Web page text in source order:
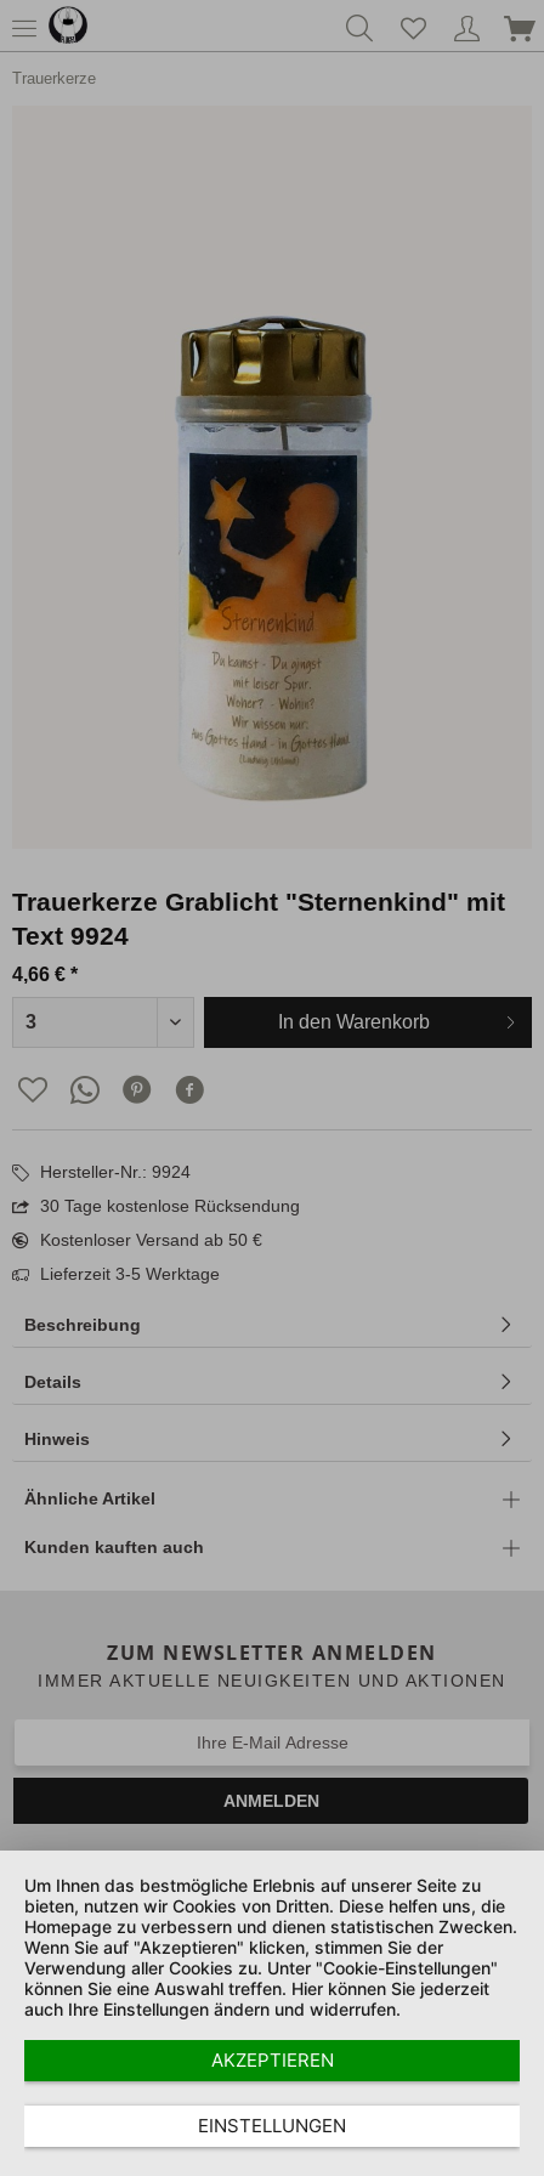
Trauerkerze
Trauerkerze Grablicht "Sternenkind" mit
Text 9924
4,66 € *
In den Warenkorb
Hersteller-Nr.: 9924
30 Tage kostenlose Rücksendung
Kostenloser Versand ab 50 €
Lieferzeit 3-5 Werktage
Beschreibung
Details
Hinweis
Ähnliche Artikel
Kunden kauften auch
ZUM NEWSLETTER ANMELDEN
IMMER AKTUELLE NEUIGKEITEN UND AKTIONEN
ANMELDEN
SERVICE HOTLINE
UNTERNEHMEN
SHOP SERVICE
SICHER ZAHLEN UND LIEFERN
COOKIE-EINSTELLUNGEN DATENSCHUTZ
IMPRESSUM
Um Ihnen das bestmögliche Erlebnis auf unserer Seite zu
bieten, nutzen wir Cookies von Dritten. Diese helfen uns, die
Homepage zu verbessern und dienen statistischen Zwecken.
Wenn Sie auf "Akzeptieren" klicken, stimmen Sie der
Verwendung aller Cookies zu. Unter "Cookie-Einstellungen"
können Sie eine Auswahl treffen. Hier können Sie jederzeit
auch Ihre Einstellungen ändern und widerrufen.
AKZEPTIEREN
EINSTELLUNGEN